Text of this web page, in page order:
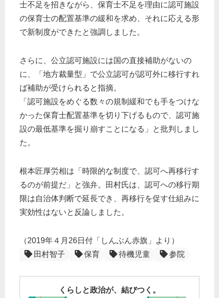
士不足を招きながら、保育士不足を理由に認可施設
の保育士の配置基準の緩和を求め、それに応える形
で新制度ができたと強調しました。
さらに、公立認可施設には国の直接補助がないの
に、「地方裁量型」で公立認可が認可外に移行すれ
ば補助が受けられると指摘。
「認可施設をめぐる数々の規制緩和でも手をつけな
かった保育士配置基準を切り下げるもので、認可施
設の最低基準を掘り崩すことになる」と批判しまし
た。
根本匠厚労相は「時限的な制度で、認可へ再移行す
るのが前提だ」と強弁。田村氏は、認可への移行期
限は自治体判断で延長でき、再移行を促す仕組みに
実効性はないと反論しました。
（2019年４月26日付「しんぶん赤旗」より）
田村智子
保育 待機児童 参院
くらしと政治が、結びつく。